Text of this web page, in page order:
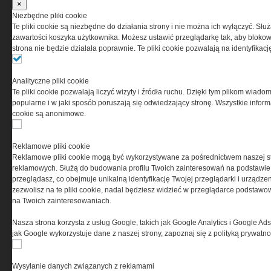
odpowiedzialnością Spółka komandytowa, nr KRS:
0000537655, NIP 1132860378, REGON 146393437
(zwana dalej Grupa MEDIUM) w postaci Regulaminu.
Ta witryna wykorzystuje pliki cookies do przechowywania
informacji na Twoim komputerze. Pliki cookies stosujemy
w celu świadczenia usług na najwyższym poziomie,
w tym w sposób dostosowany do indywidualnych potrzeb.
Korzystanie z witryny bez zmiany ustawień dotyczących
urządzeniu końcowym. W każdym momencie możesz
dokonać zmiany ustawień przeglądarki dotyczących
prywatnościorazinformacją o cookies
×
Niezbędne pliki cookie
Te pliki cookie są niezbędne do działania strony i nie można ich wyłączyć.
zawartości koszyka użytkownika. Możesz ustawić przeglądarkę tak, aby
strona nie będzie działała poprawnie. Te pliki cookie pozwalają na
Analityczne pliki cookie
Te pliki cookie pozwalają liczyć wizyty i źródła ruchu. Dzięki tym plikom
popularne i w jaki sposób poruszają się odwiedzający stronę. Wszystkie
cookie są anonimowe.
Reklamowe pliki cookie
Reklamowe pliki cookie mogą być wykorzystywane za pośrednictwem naszej
reklamowych. Służą do budowania profilu Twoich zainteresowań na
przeglądasz, co obejmuje unikalną identyfikację Twojej przeglądarki i
zezwolisz na te pliki cookie, nadal będziesz widzieć w przeglądarce
na Twoich zainteresowaniach.
Nasza strona korzysta z usług Google, takich jak Google Analytics i Google
jak Google wykorzystuje dane z naszej strony, zapoznaj się z polityką
Wysyłanie danych związanych z reklamami